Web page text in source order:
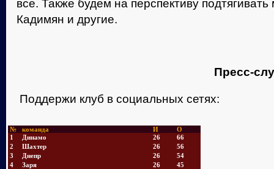
все. Также будем на перспективу
Кадимян и другие.
Пресс-
Поддержи клуб в социальных сетях:
№ команда И
О
1
Динамо 26
66
2
Шахтер 26
56
3
Днепр 26
54
4
Заря 26
45